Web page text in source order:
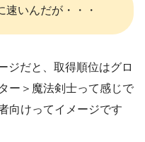
速いんだが・・・
ジだと、取得順位はグロ
ー＞魔法剣士って感じで
向けってイメージです